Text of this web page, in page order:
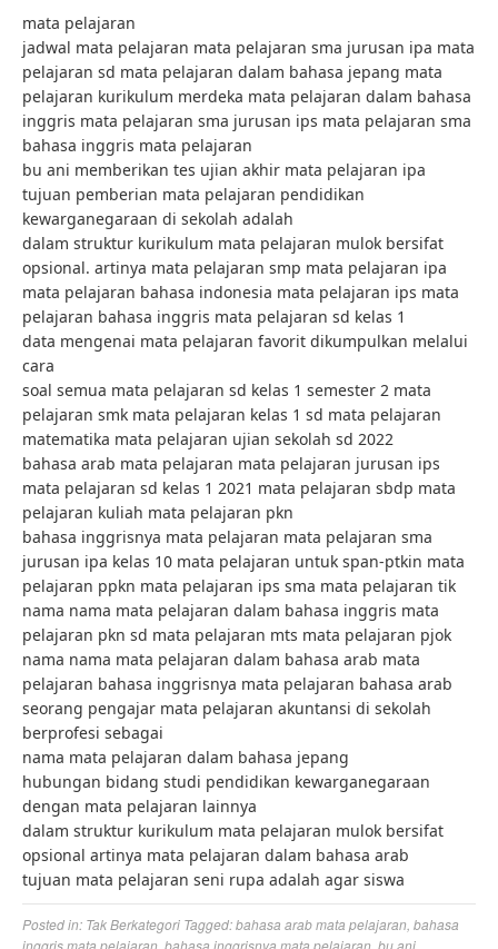
mata pelajaran
jadwal mata pelajaran mata pelajaran sma jurusan ipa mata
pelajaran sd mata pelajaran dalam bahasa jepang mata
pelajaran kurikulum merdeka mata pelajaran dalam bahasa
inggris mata pelajaran sma jurusan ips mata pelajaran sma
bahasa inggris mata pelajaran
bu ani memberikan tes ujian akhir mata pelajaran ipa
tujuan pemberian mata pelajaran pendidikan
kewarganegaraan di sekolah adalah
dalam struktur kurikulum mata pelajaran mulok bersifat
opsional. artinya mata pelajaran smp mata pelajaran ipa
mata pelajaran bahasa indonesia mata pelajaran ips mata
pelajaran bahasa inggris mata pelajaran sd kelas 1
data mengenai mata pelajaran favorit dikumpulkan melalui
cara
soal semua mata pelajaran sd kelas 1 semester 2 mata
pelajaran smk mata pelajaran kelas 1 sd mata pelajaran
matematika mata pelajaran ujian sekolah sd 2022
bahasa arab mata pelajaran mata pelajaran jurusan ips
mata pelajaran sd kelas 1 2021 mata pelajaran sbdp mata
pelajaran kuliah mata pelajaran pkn
bahasa inggrisnya mata pelajaran mata pelajaran sma
jurusan ipa kelas 10 mata pelajaran untuk span-ptkin mata
pelajaran ppkn mata pelajaran ips sma mata pelajaran tik
nama nama mata pelajaran dalam bahasa inggris mata
pelajaran pkn sd mata pelajaran mts mata pelajaran pjok
nama nama mata pelajaran dalam bahasa arab mata
pelajaran bahasa inggrisnya mata pelajaran bahasa arab
seorang pengajar mata pelajaran akuntansi di sekolah
berprofesi sebagai
nama mata pelajaran dalam bahasa jepang
hubungan bidang studi pendidikan kewarganegaraan
dengan mata pelajaran lainnya
dalam struktur kurikulum mata pelajaran mulok bersifat
opsional artinya mata pelajaran dalam bahasa arab
tujuan mata pelajaran seni rupa adalah agar siswa
Posted in: Tak Berkategori Tagged:bahasa arab mata pelajaran bahasa